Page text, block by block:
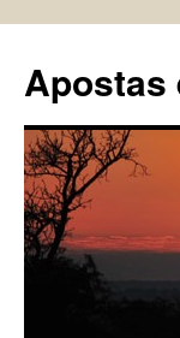
conteúdo
Apostas